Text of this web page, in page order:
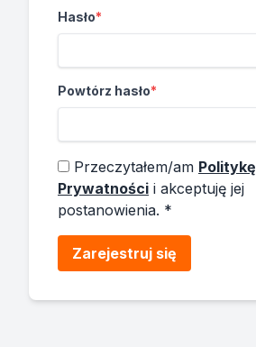
Hasło*
Powtórz hasło*
Przeczytałem/am Politykę
Prywatności i akceptuję jej
postanowienia. *
Zarejestruj się